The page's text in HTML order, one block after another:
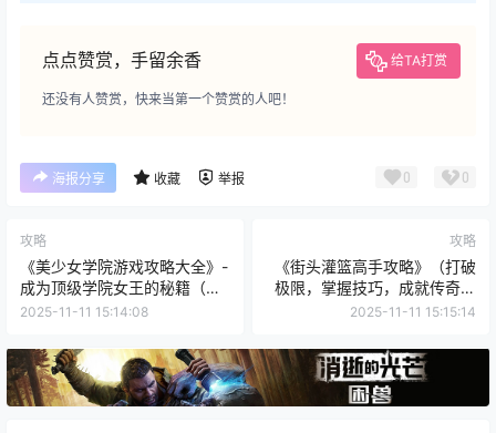
点点赞赏，手留余香 给TA打赏
还没有人赞赏，快来当第一个赞赏的人吧！
海报分享 收藏 举报 0 0
攻略
《美少女学院游戏攻略大全》-
成为顶级学院女王的秘籍（一
探游戏中的校园生活，成为校
2025-11-11 15:14:08
攻略
《街头灌篮高手攻略》（打破
极限，掌握技巧，成就传奇篮
球之路）
2025-11-11 15:15:14